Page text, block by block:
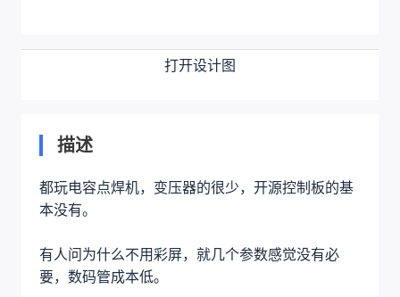
打开设计图
描述
都玩电容点焊机，变压器的很少，开源控制板的基
本没有。
有人问为什么不用彩屏，就几个参数感觉没有必
要，数码管成本低。